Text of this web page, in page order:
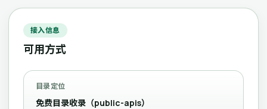
接入信息
可用方式
目录定位
免费目录收录（public-apis）